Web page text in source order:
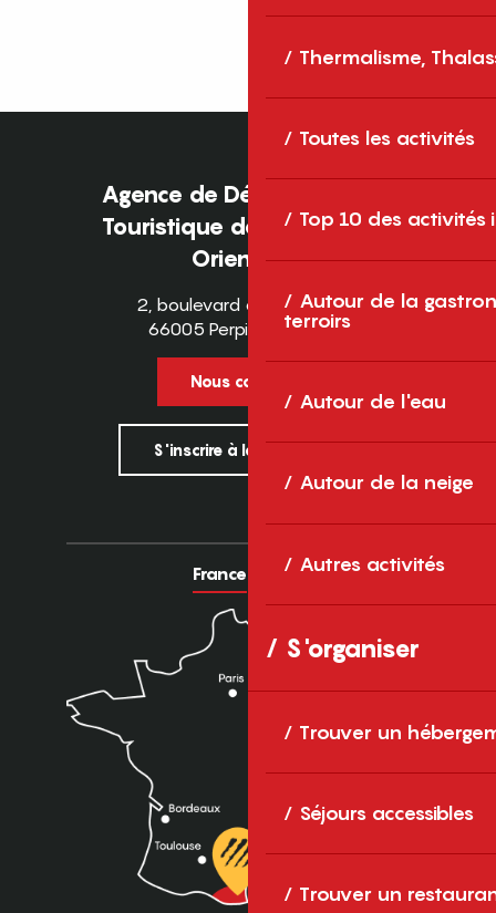
Thermalisme,
Toutes les activités
Top 10 des activités
Autour de la
terroirs
Autour de l'eau
Autour de la neige
Autres activités
S'organiser
Trouver un
Séjours accessibles
Trouver un
famille tout au long...
Agence de Développement
Touristique des Pyrénées-
Orientales
2, boulevard des Pyrénées
66005 Perpignan Cedex
Nous contacter
S'inscrire à la newsletter
France Europe